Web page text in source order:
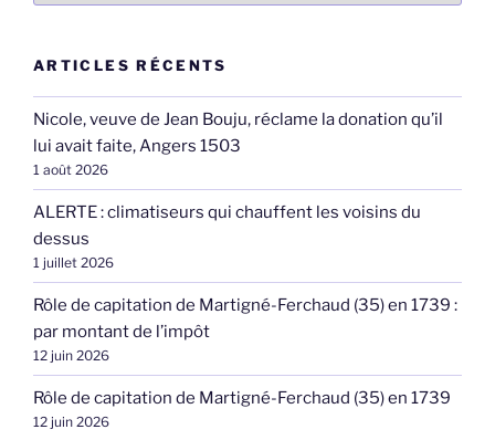
ARTICLES RÉCENTS
Nicole, veuve de Jean Bouju, réclame la donation qu’il
lui avait faite, Angers 1503
1 août 2026
ALERTE : climatiseurs qui chauffent les voisins du
dessus
1 juillet 2026
Rôle de capitation de Martigné-Ferchaud (35) en 1739 :
par montant de l’impôt
12 juin 2026
Rôle de capitation de Martigné-Ferchaud (35) en 1739
12 juin 2026